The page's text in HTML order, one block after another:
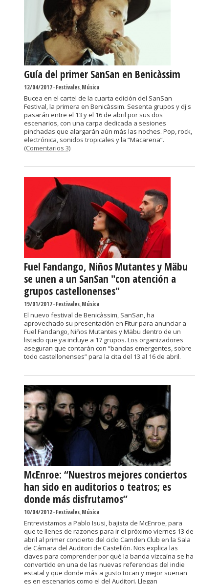
Guía del primer SanSan en Benicàssim
12/04/2017-Festivales,Música
Bucea en el cartel de la cuarta edición del SanSan
Festival, la primera en Benicàssim. Sesenta grupos y dj's
pasarán entre el 13 y el 16 de abril por sus dos
escenarios, con una carpa dedicada a sesiones
pinchadas que alargarán aún más las noches. Pop, rock,
electrónica, sonidos tropicales y la “Macarena”.
(Comentarios 3)
Fuel Fandango, Niños Mutantes y Mäbu
se unen a un SanSan "con atención a
grupos castellonenses"
19/01/2017-Festivales,Música
El nuevo festival de Benicàssim, SanSan, ha
aprovechado su presentación en Fitur para anunciar a
Fuel Fandango, Niños Mutantes y Mäbu dentro de un
listado que ya incluye a 17 grupos. Los organizadores
aseguran que contarán con “bandas emergentes, sobre
todo castellonenses” para la cita del 13 al 16 de abril.
McEnroe: “Nuestros mejores conciertos
han sido en auditorios o teatros; es
donde más disfrutamos”
10/04/2012-Festivales,Música
Entrevistamos a Pablo Isusi, bajista de McEnroe, para
que te llenes de razones para ir el próximo viernes 13 de
abril al primer concierto del ciclo Camden Club en la Sala
de Cámara del Auditori de Castellón. Nos explica las
claves para comprender por qué la banda vizcaína se ha
convertido en una de las nuevas referencias del indie
estatal y que donde más a gusto tocan y mejor suenan
es en escenarios como el del Auditori. Llegan